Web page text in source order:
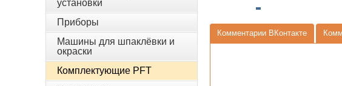
Комментарии ВКонтакте
установки
Приборы
Машины для шпаклёвки и
окраски
Комплектующие PFT